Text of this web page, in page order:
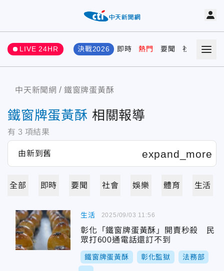
LIVE 24HR 決戰2026 即時 熱門 要聞 社會 娛樂
中天新聞網 鐵窗牌蛋黃酥
鐵窗牌蛋黃酥 相關報導
有 3 項結果
全部 即時 要聞 社會 娛樂 體育 生活
生活
彰化「鐵窗牌蛋黃酥」開賣秒殺 民
眾打600通電話還訂不到
鐵窗牌蛋黃酥 彰化監獄 法務部
2025/09/03 11:56